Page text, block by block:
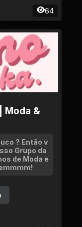
64
Moda &
? Então v
Grupo da
de Moda e